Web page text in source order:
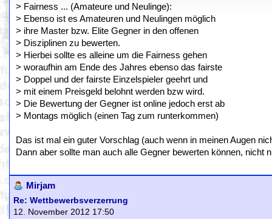
> Fairness ... (Amateure und Neulinge):
> Ebenso ist es Amateuren und Neulingen möglich
> ihre Master bzw. Elite Gegner in den offenen
> Disziplinen zu bewerten.
> Hierbei sollte es alleine um die Fairness gehen
> woraufhin am Ende des Jahres ebenso das fairste
> Doppel und der fairste Einzelspieler geehrt und
> mit einem Preisgeld belohnt werden bzw wird.
> Die Bewertung der Gegner ist online jedoch erst ab
> Montags möglich (einen Tag zum runterkommen)
Das ist mal ein guter Vorschlag (auch wenn in meinen Augen
Dann aber sollte man auch alle Gegner bewerten können, nicht
Mirjam
Re: Wettbewerbsverzerrung
12. November 2012 17:50